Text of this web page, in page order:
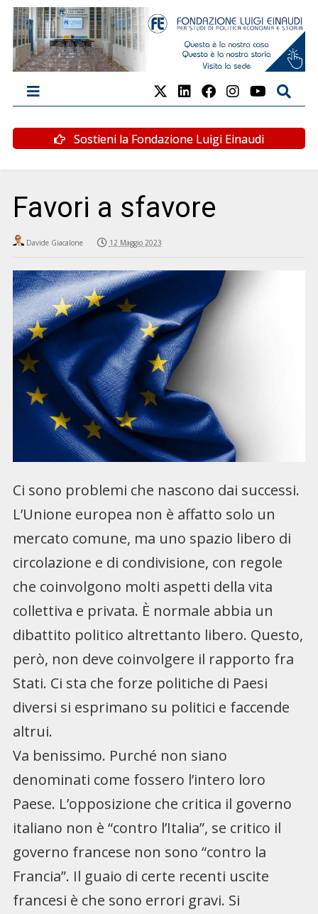
Sostieni la Fondazione Luigi Einaudi
Favori a sfavore
Davide Giacalone 12 Maggio 2023
Ci sono problemi che nascono dai successi.
L’Unione europea non è affatto solo un
mercato comune, ma uno spazio libero di
circolazione e di condivisione, con regole
che coinvolgono molti aspetti della vita
collettiva e privata. È normale abbia un
dibattito politico altrettanto libero. Questo,
però, non deve coinvolgere il rapporto fra
Stati. Ci sta che forze politiche di Paesi
diversi si esprimano su politici e faccende
altrui.
Va benissimo. Purché non siano
denominati come fossero l’intero loro
Paese. L’opposizione che critica il governo
italiano non è “contro l’Italia”, se critico il
governo francese non sono “contro la
Francia”. Il guaio di certe recenti uscite
francesi è che sono errori gravi. Si